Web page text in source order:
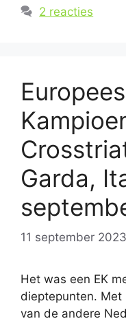
2 reacties
Europees
Garda,
11 september 2023
Het was een EK
dieptepunten.
van de andere